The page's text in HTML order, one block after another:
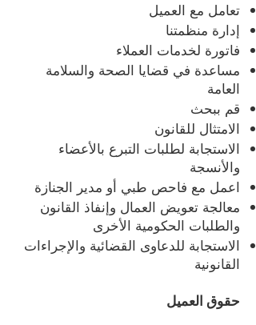
تعامل مع العميل
إدارة منظمتنا
فاتورة لخدمات العملاء
مساعدة في قضايا الصحة والسلامة
العامة
قم ببحث
الامتثال للقانون
الاستجابة لطلبات التبرع بالأعضاء
والأنسجة
اعمل مع فاحص طبي أو مدير الجنازة
معالجة تعويض العمال وإنفاذ القانون
والطلبات الحكومية الأخرى
الاستجابة للدعاوى القضائية والإجراءات
القانونية
حقوق العميل